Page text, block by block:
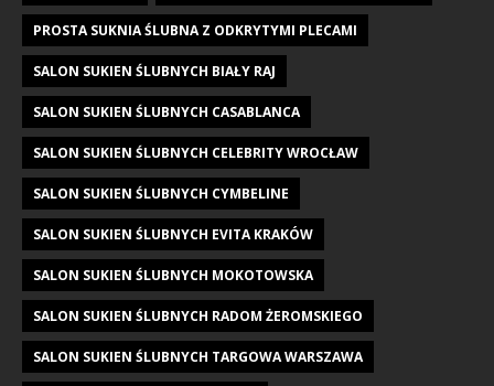
PROSTA SUKNIA ŚLUBNA Z ODKRYTYMI PLECAMI
SALON SUKIEN ŚLUBNYCH BIAŁY RAJ
SALON SUKIEN ŚLUBNYCH CASABLANCA
SALON SUKIEN ŚLUBNYCH CELEBRITY WROCŁAW
SALON SUKIEN ŚLUBNYCH CYMBELINE
SALON SUKIEN ŚLUBNYCH EVITA KRAKÓW
SALON SUKIEN ŚLUBNYCH MOKOTOWSKA
SALON SUKIEN ŚLUBNYCH RADOM ŻEROMSKIEGO
SALON SUKIEN ŚLUBNYCH TARGOWA WARSZAWA